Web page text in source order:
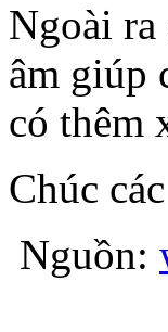
Ngoài ra
âm giúp
có thêm
Chúc
Nguồn: